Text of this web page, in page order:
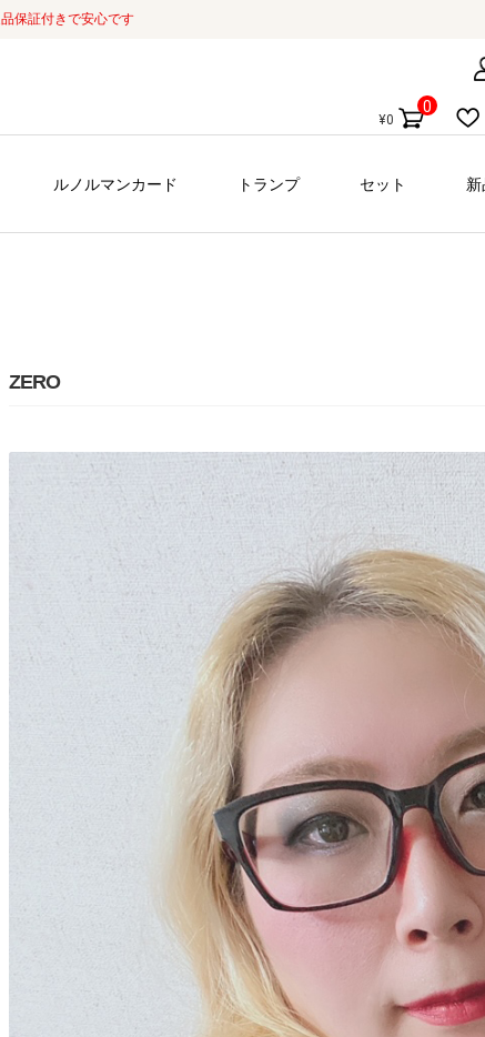
保証付きで安心です
¥0
0
個
ルノルマンカード トランプ セット
ZERO